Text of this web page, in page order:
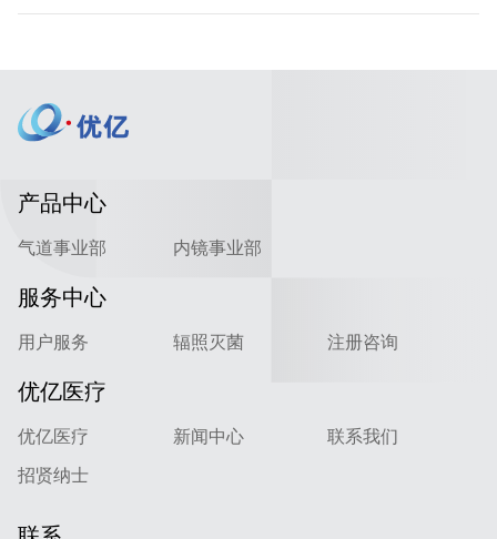
产品中心
气道事业部 内镜事业部
服务中心
用户服务 辐照灭菌 注册咨询
优亿医疗
优亿医疗 新闻中心
联系我们
招贤纳士